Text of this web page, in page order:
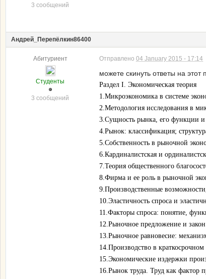
3 сообщений
Андрей_Перепёлкин86400
Абитуриент
Студенты
3 сообщений
Отправлено 04 January 2015 - 17:14
можете скинуть ответы на этот
Раздел I. Экономическая теория
1.Микроэкономика в системе
2.Методология исследования в
3.Сущность рынка, его функции и
4.Рынок: классификация;
5.Собственность в рыночной
6.Кардиналистская и
7.Теория общественного
8.Фирма и ее роль в рыночной
9.Производственные
10.Эластичность спроса и
11.Факторы спроса: понятие,
12.Рыночное предложение и
13.Рыночное равновесие:
14.Производство в
15.Экономические издержки
16.Рынок труда. Труд как фактор